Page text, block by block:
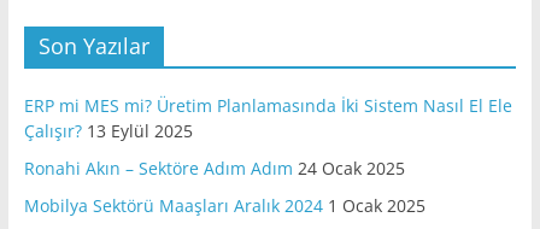
Son Yazılar
ERP mi MES mi? Üretim Planlamasında İki Sistem Nasıl El Ele
Çalışır? 13 Eylül 2025
Ronahi Akın – Sektöre Adım Adım 24 Ocak 2025
Mobilya Sektörü Maaşları Aralık 2024 1 Ocak 2025